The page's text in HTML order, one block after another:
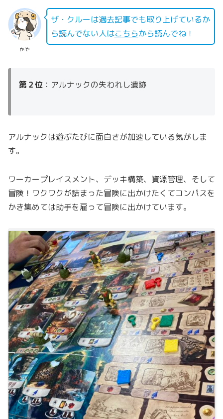
かや
ザ・クルーは過去記事でも取り上げているか
ら読んでない人はこちらから読んでね！
第２位 ：アルナックの失われし遺跡
アルナックは遊ぶたびに面白さが加速している気がしま
す。
ワーカープレイスメント、デッキ構築、資源管理、そして
冒険！ワクワクが詰まった冒険に出かけたくてコンパスを
かき集めては助手を雇って冒険に出かけています。